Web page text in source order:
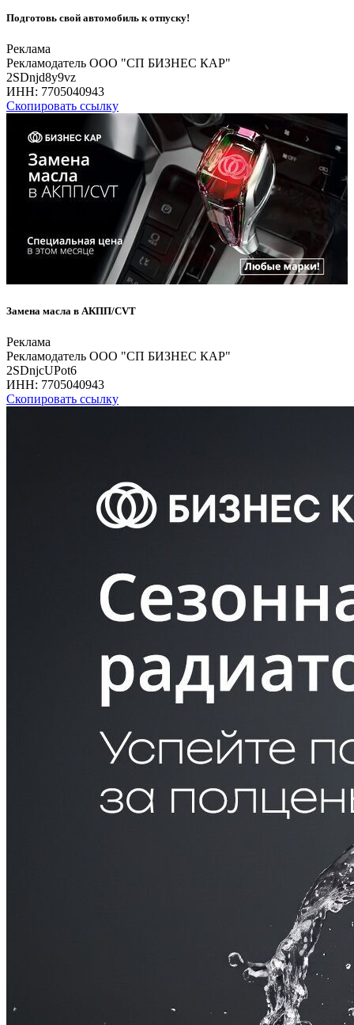
Подготовь свой автомобиль к отпуску!
Реклама
Рекламодатель ООО "СП БИЗНЕС КАР"
2SDnjd8y9vz
ИНН: 7705040943
Скопировать ссылку
Замена масла в АКПП/CVT
Реклама
Рекламодатель ООО "СП БИЗНЕС КАР"
2SDnjcUPot6
ИНН: 7705040943
Скопировать ссылку